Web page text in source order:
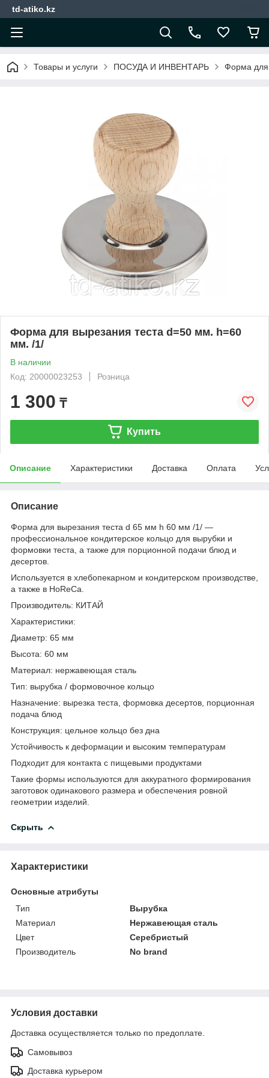
td-atiko.kz
Товары и услуги ПОСУДА И ИНВЕНТАРЬ Форма для
Форма для вырезания теста d=50 мм. h=60
мм. /1/
В наличии
Код: 20000023253
Розница
1 300 ₸
Купить
Описание Характеристики Доставка Оплата
Описание
Форма для вырезания теста d 65 мм h 60 мм /1/ —
профессиональное кондитерское кольцо для вырубки и
формовки теста, а также для порционной подачи блюд и
десертов.
Используется в хлебопекарном и кондитерском производстве,
а также в HoReCa.
Производитель: КИТАЙ
Характеристики:
Диаметр: 65 мм
Высота: 60 мм
Материал: нержавеющая сталь
Тип: вырубка / формовочное кольцо
Назначение: вырезка теста, формовка десертов, порционная
подача блюд
Конструкция: цельное кольцо без дна
Устойчивость к деформации и высоким температурам
Подходит для контакта с пищевыми продуктами
Такие формы используются для аккуратного формирования
заготовок одинакового размера и обеспечения ровной
геометрии изделий.
Скрыть
Характеристики
Основные атрибуты
Тип
Вырубка
Материал
Нержавеющая сталь
Цвет
Серебристый
Производитель
No brand
Условия доставки
Доставка осуществляется только по предоплате.
Самовывоз
Доставка курьером